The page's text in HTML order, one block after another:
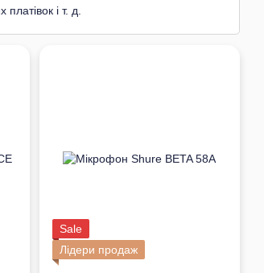
і т. д.
почав працювати над першими
33n. з цих пір, бренд стає четвертим
меншою і значно легшою, ніж
на ринку.
а вже в 1935 був розроблений
реєстрація першого патенту на
брендом Shure? Такий пристрій
впізнаваним у всьому світі. Більш
почали користуватися президенти і
Sale
Лідери продаж